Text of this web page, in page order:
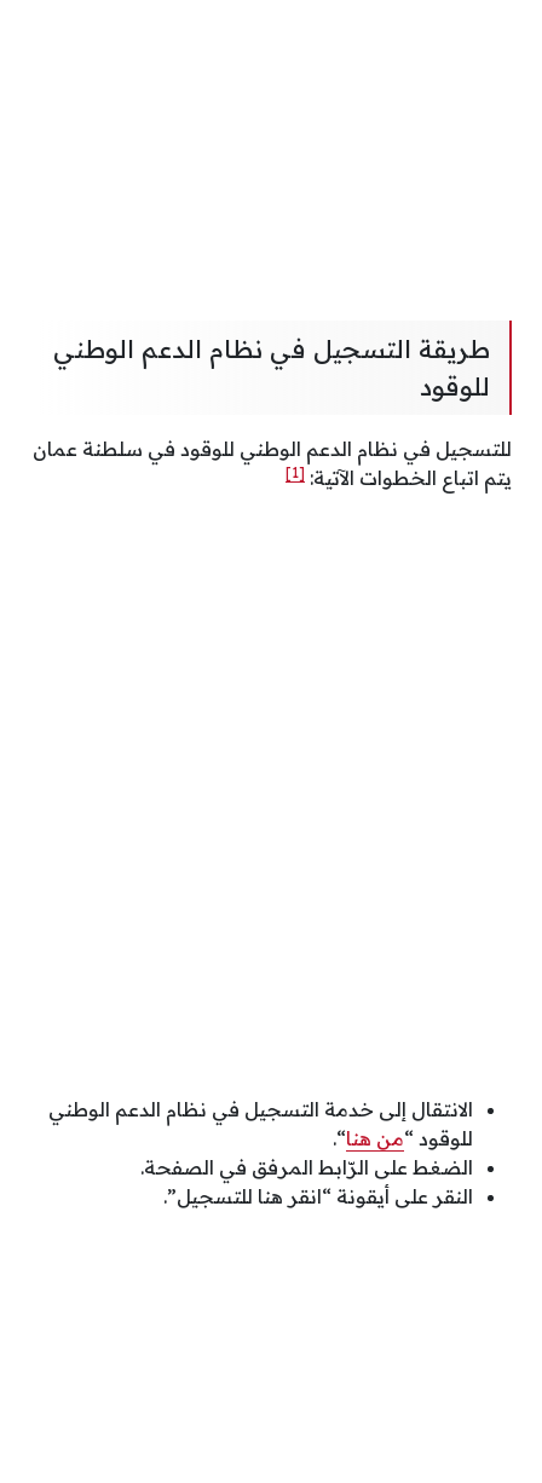
طريقة التسجيل في نظام الدعم الوطني
للوقود
للتسجيل في نظام الدعم الوطني للوقود في سلطنة عمان
يتم اتباع الخطوات الآتية: [1]
الانتقال إلى خدمة التسجيل في نظام الدعم الوطني
للوقود “من هنا“.
الضغط على الرّابط المرفق في الصفحة.
النقر على أيقونة “انقر هنا للتسجيل”.